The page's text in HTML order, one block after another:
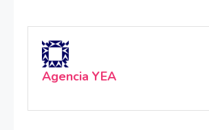
Agencia YEA